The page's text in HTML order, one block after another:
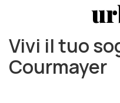
Vivi il tuo
Courmayer